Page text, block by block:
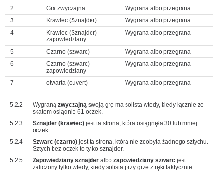
2
Gra zwyczajna
Wygrana albo przegrana
3
Krawiec (Sznajder)
Wygrana albo przegrana
4
Krawiec (Sznajder)
zapowiedziany
Wygrana albo przegrana
5 Czarno (szwarc)
Wygrana albo przegrana
6
Czarno (szwarc)
zapowiedziany
Wygrana albo przegrana
7 otwarta (ouvert) Wygrana albo przegrana
5.2.2 Wygraną zwyczajną swoją grę ma solista wtedy, kiedy łącznie ze
skatem osiągnie 61 oczek.
5.2.3
Sznajder (krawiec) jest ta strona, która osiągnęła 30 lub mniej
oczek.
5.2.4
Szwarc (czarno) jest ta strona, która nie zdobyła żadnego sztychu.
Sztych bez oczek to tylko sznajder.
5.2.5
Zapowiedziany sznajder albo zapowiedziany szwarc jest
zaliczony tylko wtedy, kiedy solista przy grze z ręki faktycznie